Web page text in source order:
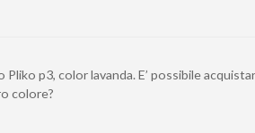
p3, color lavanda. E’ possibile
colore?